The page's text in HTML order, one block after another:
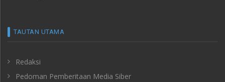
TAUTAN UTAMA
Redaksi
Pedoman Pemberitaan Media Siber